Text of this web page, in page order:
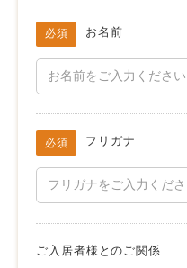
必須 お名前
必須 フリガナ
ご入居者様とのご関係